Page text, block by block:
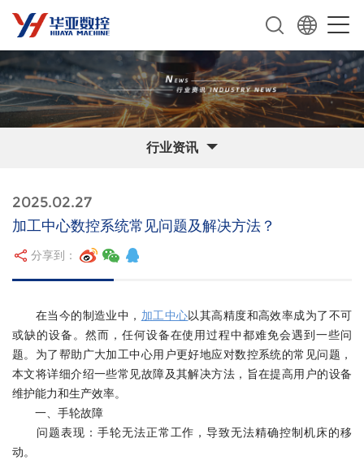
行业资讯
2025.02.27
加工中心数控系统常见问题及解决方法？
分享到：
在当今的制造业中， 加工中心以其高精度和高效率成为了不可
或缺的设备。然而，任何设备在使用过程中都难免会遇到一些问
题。为了帮助广大加工中心用户更好地应对数控系统的常见问题，
本文将详细介绍一些常见故障及其解决方法，旨在提高用户的设备
维护能力和生产效率。
一、手轮故障
问题表现：手轮无法正常工作，导致无法精确控制机床的移
动。